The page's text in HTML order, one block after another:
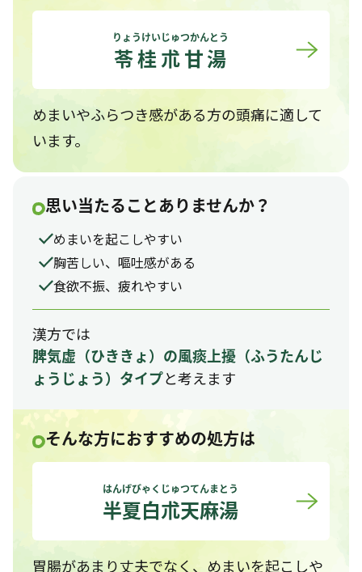
苓桂朮甘湯
りょうけいじゅつかんとう
めまいやふらつき感がある方の頭痛に適して
います。
思い当たることありませんか？
めまいを起こしやすい
胸苦しい、嘔吐感がある
食欲不振、疲れやすい
漢方では
脾気虚 （ひききょ） の風痰上擾 （ふうたんじ
ょうじょう） タイプと考えます
そんな方におすすめの処方は
半夏白朮天麻湯
はんげびゃくじゅつてんまとう
胃腸があまり丈夫でなく、めまいを起こしや